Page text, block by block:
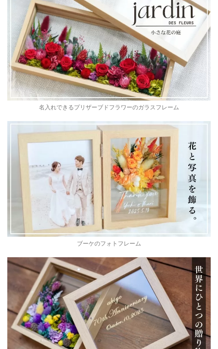
名入れできるプリザーブドフラワーのガラスフレーム
ブーケのフォトフレーム